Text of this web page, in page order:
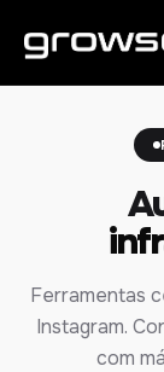
Ferramentas
Instagram.
com